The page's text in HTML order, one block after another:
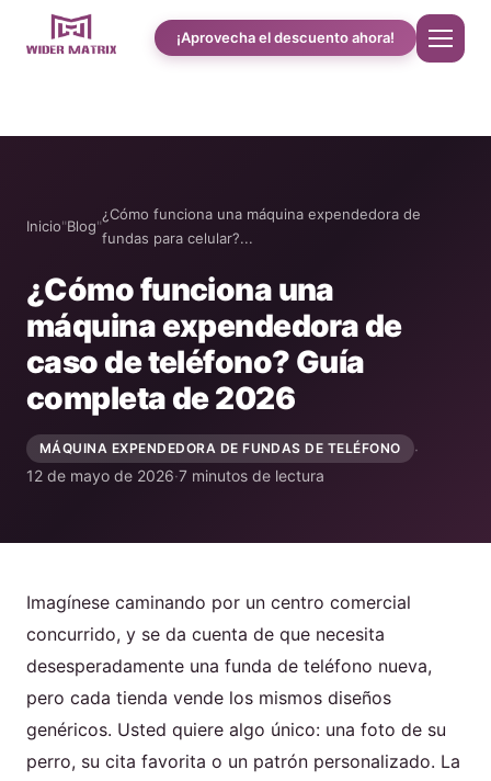
Inicio
Quiénes somos
Tienda
Cotton Candy Estudio de caso
Máquina expendedora de fundas de teléfono
Máquina para preparar batidos de proteínas
Producto
Póngase en contacto con nosotros
Spanish
English
¡Aprovecha el descuento ahora!
Inicio"Blog"
¿Cómo funciona una máquina expendedora de
fundas para celular?...
¿Cómo funciona una
máquina expendedora de
caso de teléfono? Guía
completa de 2026
MÁQUINA EXPENDEDORA DE FUNDAS DE TELÉFONO
·
12 de mayo de 2026·7 minutos de lectura
Imagínese caminando por un centro comercial
concurrido, y se da cuenta de que necesita
desesperadamente una funda de teléfono nueva,
pero cada tienda vende los mismos diseños
genéricos. Usted quiere algo único: una foto de su
perro, su cita favorita o un patrón personalizado. La